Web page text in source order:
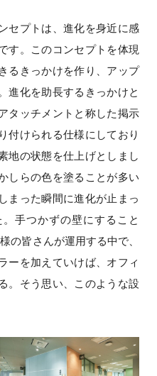
セプトは、進化を身近に感
す。このコンセプトを体現
るきっかけを作り、アップ
進化を助長するきっかけと
タッチメントと称した掲示
付けられる仕様にしており
地の状態を仕上げとしまし
しらの色を塗ることが多い
まった瞬間に進化が止まっ
手つかずの壁にすること
皆さんが運用する中で、
ーを加えていけば、オフィ
。そう思い、このような設